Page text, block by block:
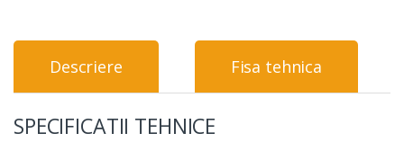
Descriere Fisa tehnica
SPECIFICATII TEHNICE